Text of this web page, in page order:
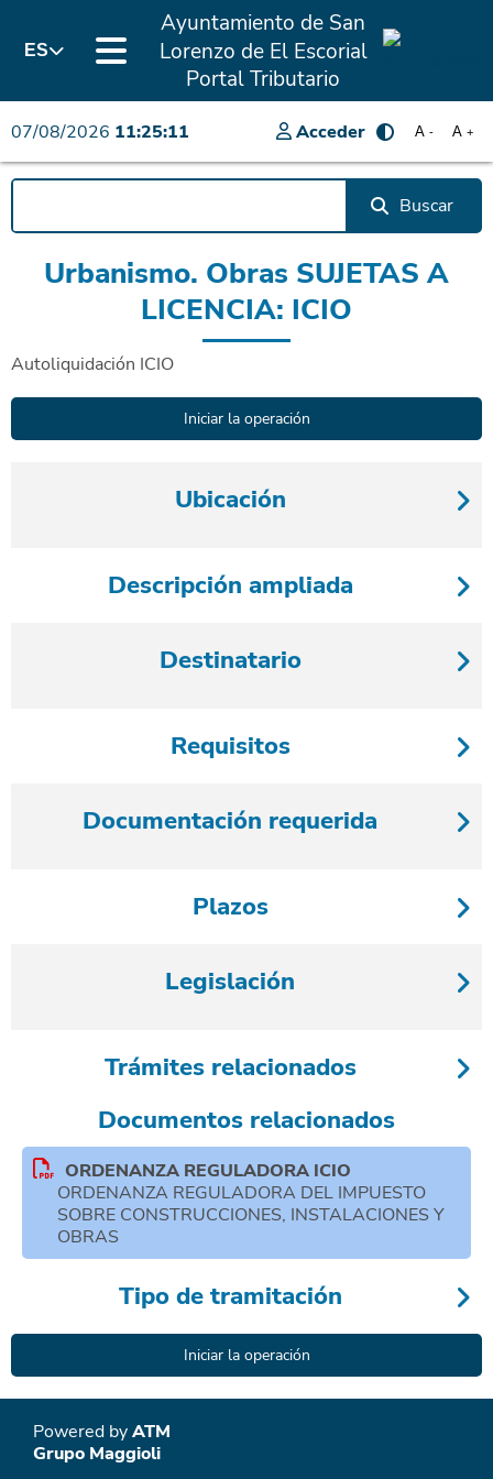
ES
Ayuntamiento de San
Lorenzo de El Escorial
Portal Tributario
07/08/2026 11:25:11 Acceder A +
A -
Buscar
Urbanismo. Obras SUJETAS A
LICENCIA: ICIO
Autoliquidación ICIO
Ubicación
Descripción ampliada
Destinatario
Requisitos
Documentación requerida
Plazos
Legislación
Trámites relacionados
Documentos relacionados
ORDENANZA REGULADORA ICIO
ORDENANZA REGULADORA DEL IMPUESTO
SOBRE CONSTRUCCIONES, INSTALACIONES Y
OBRAS
Tipo de tramitación
Powered byATM
Grupo Maggioli